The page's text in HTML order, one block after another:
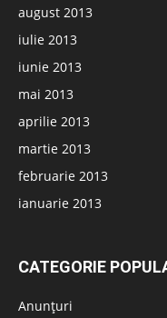
august 2013
iulie 2013
iunie 2013
mai 2013
aprilie 2013
martie 2013
februarie 2013
ianuarie 2013
CATEGORIE
Anunțuri